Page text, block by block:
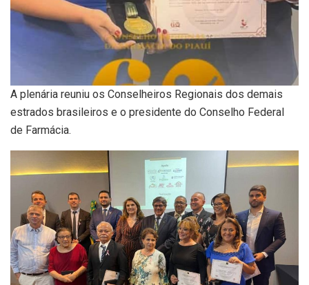
A plenária reuniu os Conselheiros Regionais dos demais
estrados brasileiros e o presidente do Conselho Federal
de Farmácia.